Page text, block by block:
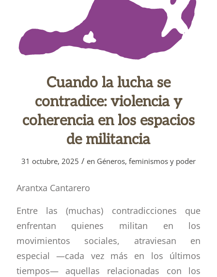
Cuando la lucha se
contradice: violencia y
coherencia en los espacios
de militancia
31 octubre, 2025 / en Géneros, feminismos y poder
Arantxa Cantarero
Entre las (muchas) contradicciones que
enfrentan quienes militan en los
movimientos sociales, atraviesan en
especial —cada vez más en los últimos
tiempos— aquellas relacionadas con los